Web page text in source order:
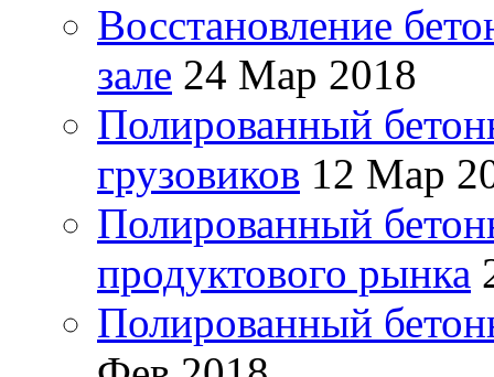
Восстановление
зале 24 Мар 2018
Полированный
грузовиков 12 Мар
Полированный
продуктового рынка
Полированный